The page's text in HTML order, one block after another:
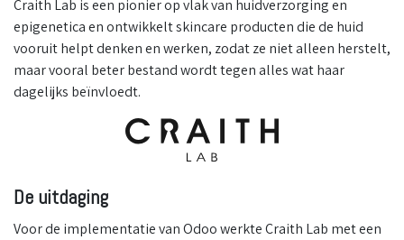
Craith Lab is een pionier op vlak van huidverzorging en
epigenetica en ontwikkelt skincare producten die de huid
vooruit helpt denken en werken, zodat ze niet alleen herstelt,
maar vooral beter bestand wordt tegen alles wat haar
dagelijks beïnvloedt.
De uitdaging
Voor de implementatie van Odoo werkte Craith Lab met een